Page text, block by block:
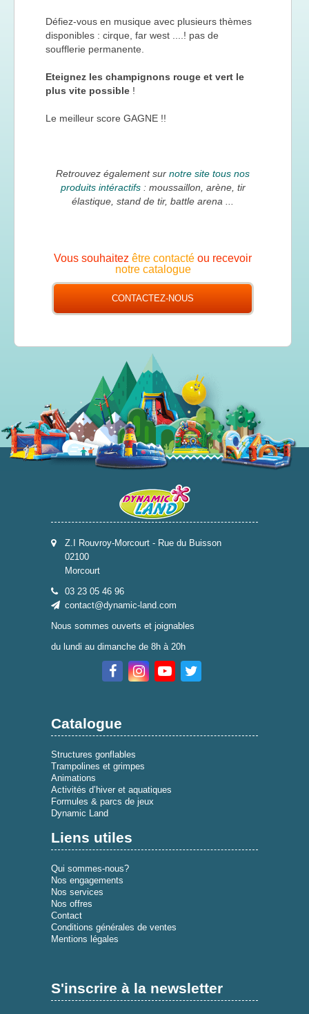
Défiez-vous en musique avec plusieurs thèmes
disponibles : cirque, far west ....! pas de
soufflerie permanente.
Eteignez les champignons rouge et vert le
plus vite possible !
Le meilleur score GAGNE !!
Retrouvez également surnotre site tous nos
produits intéractifs: moussaillon, arène, tir
élastique, stand de tir, battle arena ...
Vous souhaitezêtre contacté ou recevoir
notre catalogue
CONTACTEZ-NOUS
Z.I Rouvroy-Morcourt - Rue du Buisson
02100
Morcourt
03 23 05 46 96
contact@dynamic-land.com
Nous sommes ouverts et joignables
du lundi au dimanche de 8h à 20h
Catalogue
Structures gonflables
Trampolines et grimpes
Animations
Activités d’hiver et aquatiques
Formules & parcs de jeux
Dynamic Land
Liens utiles
Qui sommes-nous?
Nos engagements
Nos services
Nos offres
Contact
Conditions générales de ventes
Mentions légales
S'inscrire à la newsletter